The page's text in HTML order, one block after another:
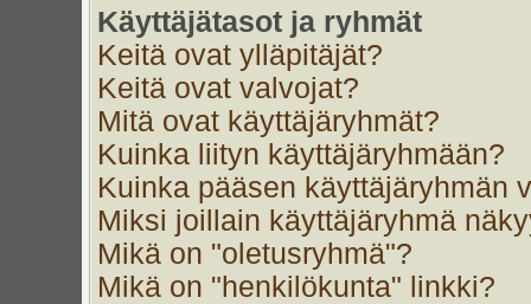
Käyttäjätasot ja ryhmät
Keitä ovat ylläpitäjät?
Keitä ovat valvojat?
Mitä ovat käyttäjäryhmät?
Kuinka liityn käyttäjäryhmään?
Kuinka pääsen käyttäjäryhmän
Miksi joillain käyttäjäryhmä
Mikä on "oletusryhmä"?
Mikä on "henkilökunta" linkki?